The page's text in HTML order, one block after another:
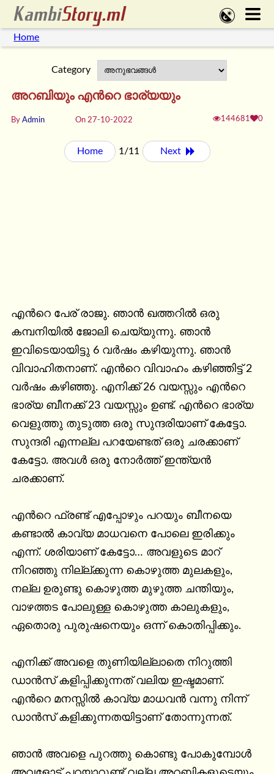
Home
Category
അറബിയും എൻറെ ഭാര്യയും
By Admin On 27-10-2022 144681 0
Home 1/11 Next
എൻറെ പേര് രാജു. ഞാൻ ഖത്തറിൽ ഒരു
കമ്പനിയിൽ ജോലി ചെയ്യുന്നു. ഞാൻ
ഇവിടെയായിട്ടു 6 വർഷം കഴിയുന്നു. ഞാൻ
വിവാഹിതനാണ്. എൻറെ വിവാഹം കഴിഞ്ഞിട്ട് 2
വർഷം കഴിഞ്ഞു. എനിക്ക് 26 വയസ്സും എൻറെ
ഭാര്യ ബീനക്ക് 23 വയസ്സും ഉണ്ട്. എൻറെ ഭാര്യ
വെളുത്തു തുടുത്ത ഒരു സുന്ദരിയാണ് കേട്ടോ.
സുന്ദരി എന്നല്ല പറയേണ്ടത് ഒരു ചരക്കാണ്
കേട്ടോ. അവൾ ഒരു നോർത്ത് ഇന്ത്യൻ
ചരക്കാണ്.
എൻറെ ഫ്രണ്ട് എപ്പോഴും പറയും ബീനയെ
കണ്ടാൽ കാവ്യ മാധവനെ പോലെ ഇരിക്കും
എന്ന്. ശരിയാണ് കേട്ടോ… അവളുടെ മാറ്
നിറഞ്ഞു നില്ല്ക്കുന്ന കൊഴുത്ത മുലകളും,
നല്ല ഉരുണ്ടു കൊഴുത്ത മുഴുത്ത ചന്തിയും,
വാഴത്തട പോലുള്ള കൊഴുത്ത കാലുകളും,
ഏതൊരു പുരുഷനെയും ഒന്ന് കൊതിപ്പിക്കും.
എനിക്ക് അവളെ തുണിയില്ലാതെ നിറുത്തി
ഡാൻസ് കളിപ്പിക്കുന്നത് വലിയ ഇഷ്ടമാണ്.
എൻറെ മനസ്സിൽ കാവ്യ മാധവൻ വന്നു നിന്ന്
ഡാൻസ് കളിക്കുന്നതയിട്ടാണ് തോന്നുന്നത്.
ഞാൻ അവളെ പുറത്തു കൊണ്ടു പോകുമ്പോൾ